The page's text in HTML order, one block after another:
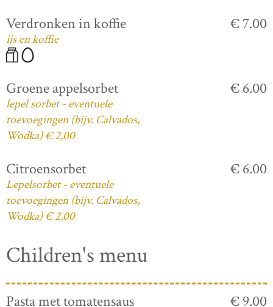
Verdronken in koffie
ijs en koffie
€ 7.00
Groene appelsorbet
lepel sorbet - eventuele
toevoegingen (bijv. Calvados,
Wodka) € 2,00
€ 6.00
Citroensorbet
Lepelsorbet - eventuele
toevoegingen (bijv. Calvados,
Wodka) € 2,00
€ 6.00
Children's menu
Pasta met tomatensaus € 9.00